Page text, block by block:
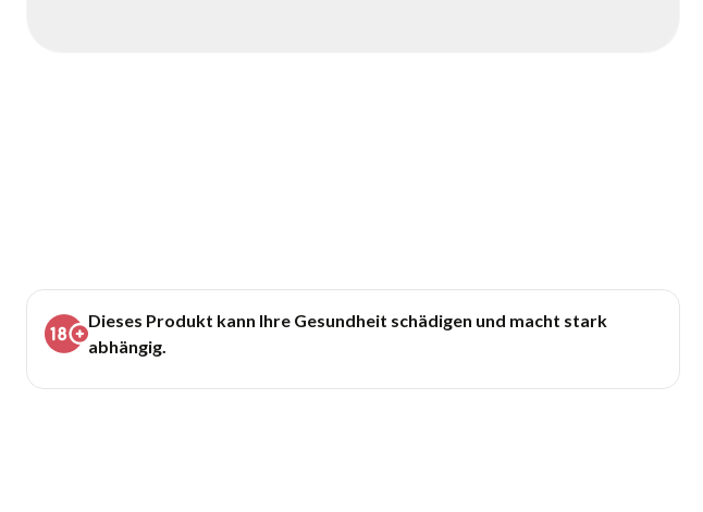
Dieses Produkt kann Ihre Gesundheit schädigen und macht stark
abhängig.